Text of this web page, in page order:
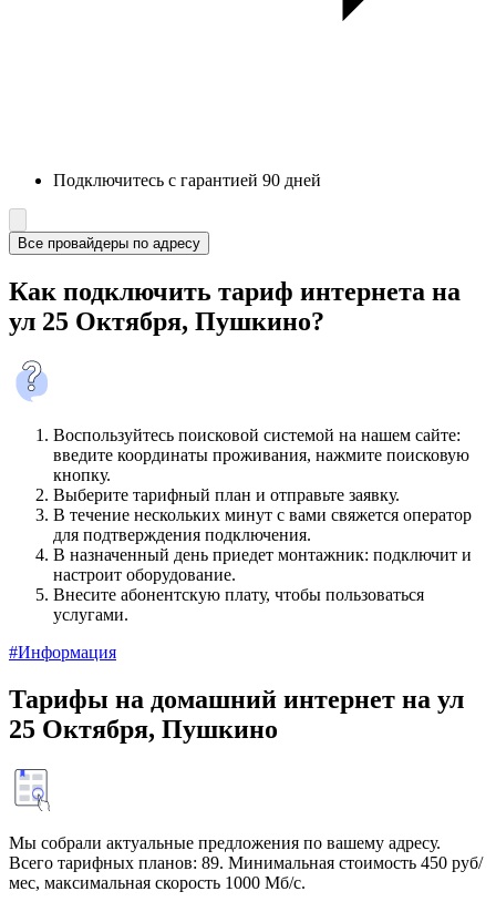
Подключитесь с гарантией 90 дней
Все провайдеры по адресу
Как подключить тариф интернета на
ул 25 Октября, Пушкино?
Воспользуйтесь поисковой системой на нашем сайте:
введите координаты проживания, нажмите поисковую
кнопку.
Выберите тарифный план и отправьте заявку.
В течение нескольких минут с вами свяжется оператор
для подтверждения подключения.
В назначенный день приедет монтажник: подключит и
настроит оборудование.
Внесите абонентскую плату, чтобы пользоваться
услугами.
#Информация
Тарифы на домашний интернет на ул
25 Октября, Пушкино
Мы собрали актуальные предложения по вашему адресу.
Всего тарифных планов: 89. Минимальная стоимость 450 руб/
мес, максимальная скорость 1000 Мб/с.